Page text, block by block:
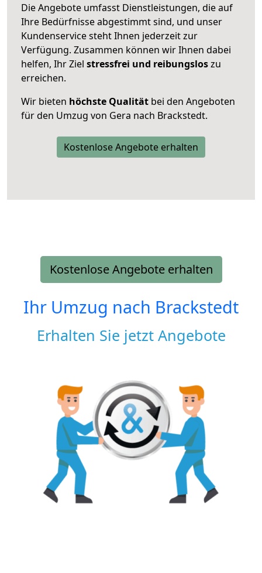
Die Angebote umfasst Dienstleistungen, die auf
Ihre Bedürfnisse abgestimmt sind, und unser
Kundenservice steht Ihnen jederzeit zur
Verfügung. Zusammen können wir Ihnen dabei
helfen, Ihr Ziel stressfrei und reibungsloszu
erreichen.
Wir bieten höchste Qualität bei den Angeboten
für den Umzug von Gera nach Brackstedt.
Kostenlose Angebote erhalten
Kostenlose Angebote erhalten
Ihr Umzug nach Brackstedt
Erhalten Sie jetzt Angebote